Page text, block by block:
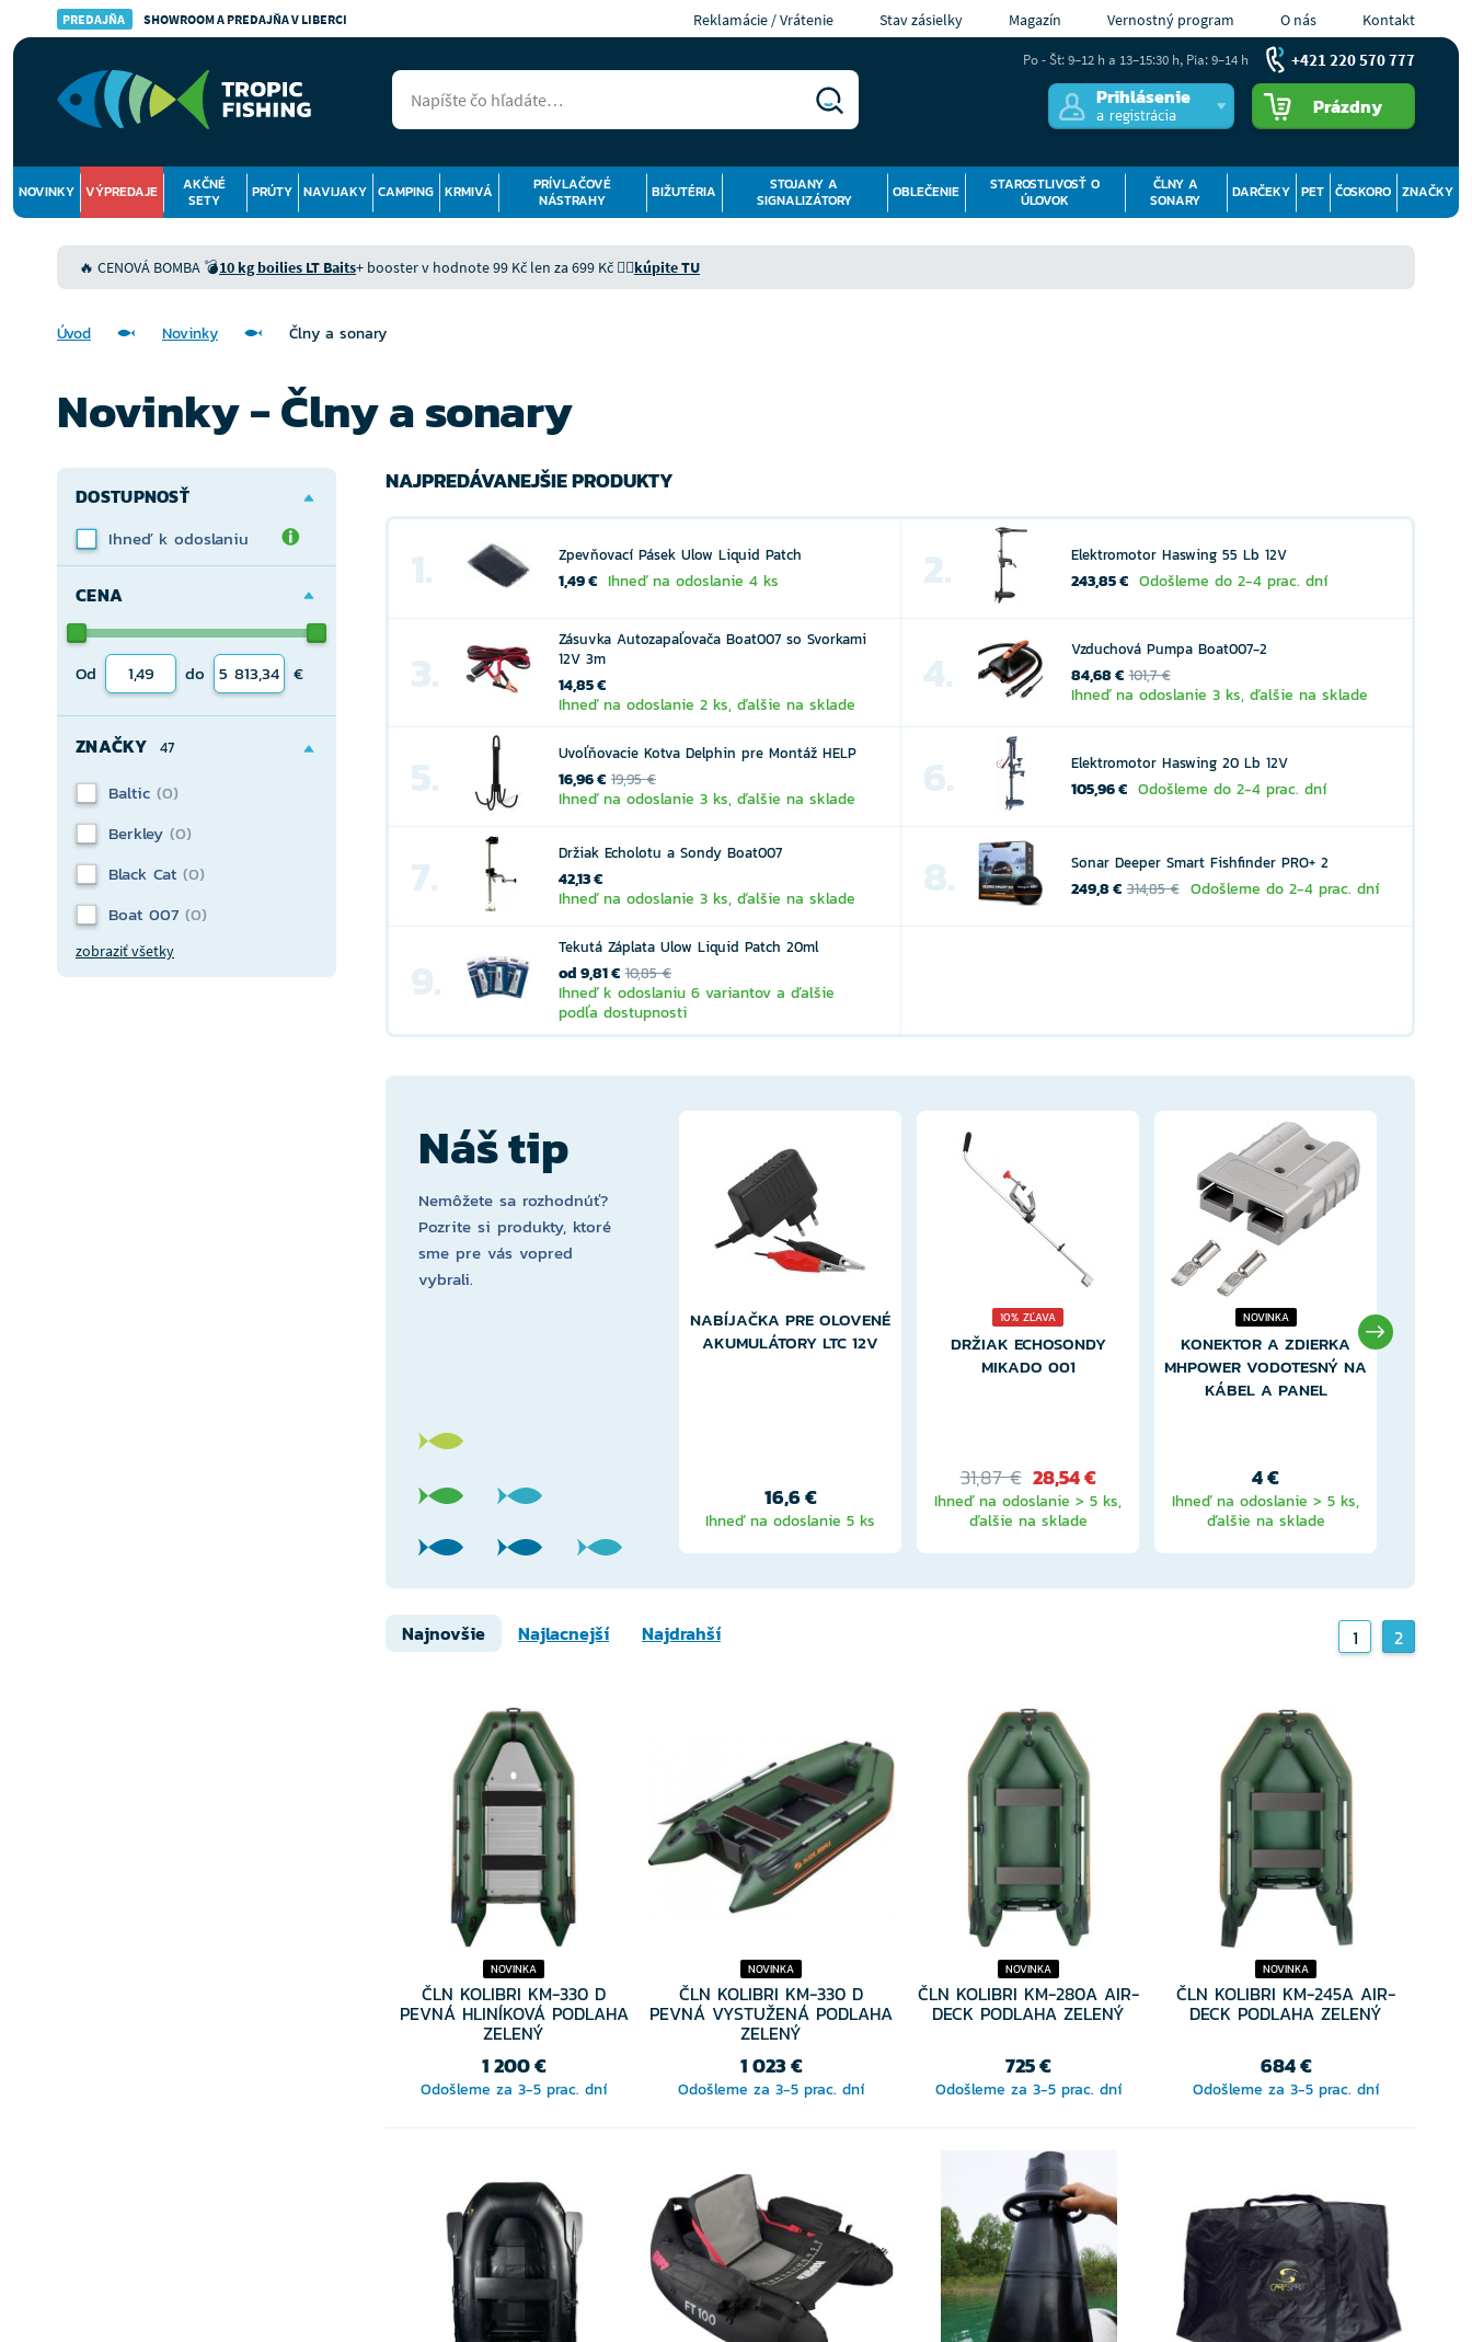
PREDAJŇA SHOWROOM A PREDAJŇA V LIBERCI Reklamácie / Vrátenie Stav zásielky Magazín Vernostný program O nás Kontakt
Prihlásenie
a registrácia Prázdny
NOVINKY VÝPREDAJE
AKČNÉ
SETY
PRÚTY NAVIJAKY CAMPING KRMIVÁ
PRÍVLAČOVÉ
NÁSTRAHY
BIŽUTÉRIA
STOJANY A
SIGNALIZÁTORY
OBLEČENIE
STAROSTLIVOSŤ O
ÚLOVOK
ČLNY A
SONARY
DARČEKY PET ČOSKORO ZNAČKY
Po - Št: 9–12 h a 13–15:30 h, Pia: 9–14 h +421 220 570 777
🔥 CENOVÁ BOMBA 💣10 kg boilies LT Baits+ booster v hodnote 99 Kč len za 699 Kč 👉🏻kúpite TU
Úvod Novinky Člny a sonary
Novinky - Člny a sonary
DOSTUPNOSŤ
Ihneď k odoslaniu
CENA
Od do €
ZNAČKY 47
Baltic (0)
Berkley (0)
Black Cat (0)
Boat 007 (0)
zobraziť všetky
NAJPREDÁVANEJŠIE PRODUKTY
1. Zpevňovací Pásek Ulow Liquid Patch
1,49 € Ihneď na odoslanie 4 ks 2. Elektromotor Haswing 55 Lb 12V
243,85 € Odošleme do 2-4 prac. dní
3.
Zásuvka Autozapaľovača Boat007 so Svorkami
12V 3m
14,85 €
Ihneď na odoslanie 2 ks, ďalšie na sklade
4. Vzduchová Pumpa Boat007-2
84,68 € 101,7 €
Ihneď na odoslanie 3 ks, ďalšie na sklade
5. Uvoľňovacie Kotva Delphin pre Montáž HELP
16,96 € 19,95 €
Ihneď na odoslanie 3 ks, ďalšie na sklade 6. Elektromotor Haswing 20 Lb 12V
105,96 € Odošleme do 2-4 prac. dní
7. Držiak Echolotu a Sondy Boat007
42,13 €
Ihneď na odoslanie 3 ks, ďalšie na sklade
8. Sonar Deeper Smart Fishfinder PRO+ 2
249,8 € 314,85 € Odošleme do 2-4 prac. dní
9.
Tekutá Záplata Ulow Liquid Patch 20ml
od 9,81 € 10,85 €
Ihneď k odoslaniu 6 variantov a ďalšie
podľa dostupnosti
Náš tip
Nemôžete sa rozhodnúť?
Pozrite si produkty, ktoré
sme pre vás vopred
vybrali.
NABÍJAČKA PRE OLOVENÉ
AKUMULÁTORY LTC 12V
16,6 €
Ihneď na odoslanie 5 ks
10% ZĽAVA
DRŽIAK ECHOSONDY
MIKADO 001
31,87 € 28,54 €
Ihneď na odoslanie > 5 ks,
ďalšie na sklade
NOVINKA
KONEKTOR A ZDIERKA
MHPOWER VODOTESNÝ NA
KÁBEL A PANEL
4 €
Ihneď na odoslanie > 5 ks,
ďalšie na sklade
Najnovšie Najlacnejší Najdrahší 1 2
NOVINKA
ČLN KOLIBRI KM-330 D
PEVNÁ HLINÍKOVÁ PODLAHA
ZELENÝ
1 200 €
Odošleme za 3-5 prac. dní
NOVINKA
ČLN KOLIBRI KM-330 D
PEVNÁ VYSTUŽENÁ PODLAHA
ZELENÝ
1 023 €
Odošleme za 3-5 prac. dní
NOVINKA
ČLN KOLIBRI KM-280A AIR-
DECK PODLAHA ZELENÝ
725 €
Odošleme za 3-5 prac. dní
NOVINKA
ČLN KOLIBRI KM-245A AIR-
DECK PODLAHA ZELENÝ
684 €
Odošleme za 3-5 prac. dní